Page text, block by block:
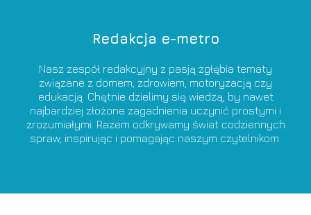
Redakcja e-metro
Nasz zespół redakcyjny z pasją zgłębia tematy
związane z domem, zdrowiem, motoryzacją czy
edukacją. Chętnie dzielimy się wiedzą, by nawet
najbardziej złożone zagadnienia uczynić prostymi i
zrozumiałymi. Razem odkrywamy świat codziennych
spraw, inspirując i pomagając naszym czytelnikom.